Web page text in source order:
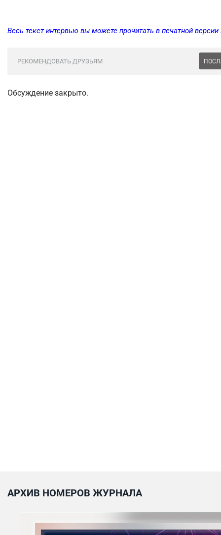
Весь текст интервью вы можете прочитать в печатной
РЕКОМЕНДОВАТЬ ДРУЗЬЯМ
Обсуждение закрыто.
АРХИВ НОМЕРОВ ЖУРНАЛА